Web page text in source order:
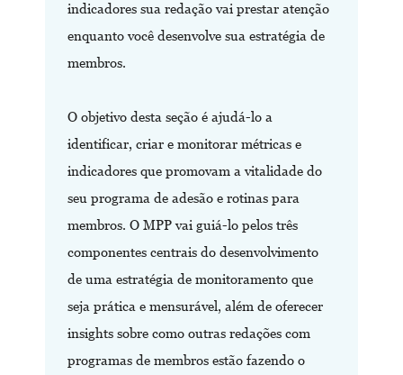
indicadores sua redação vai prestar atenção
enquanto você desenvolve sua estratégia de
membros.
O objetivo desta seção é ajudá-lo a
identificar, criar e monitorar métricas e
indicadores que promovam a vitalidade do
seu programa de adesão e rotinas para
membros. O MPP vai guiá-lo pelos três
componentes centrais do desenvolvimento
de uma estratégia de monitoramento que
seja prática e mensurável, além de oferecer
insights sobre como outras redações com
programas de membros estão fazendo o